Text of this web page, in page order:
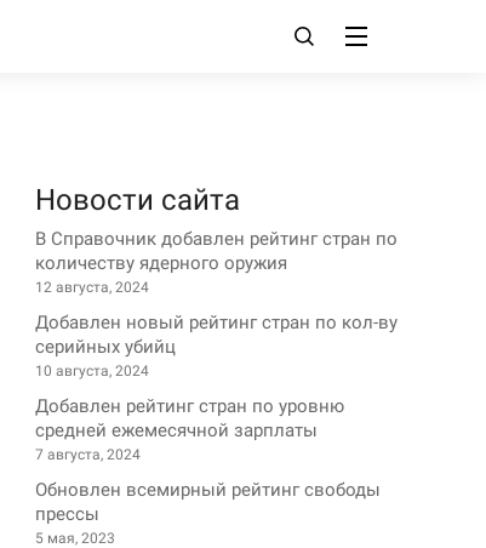
Новости сайта
В Справочник добавлен рейтинг стран по
количеству ядерного оружия
12 августа, 2024
Добавлен новый рейтинг стран по кол-ву
серийных убийц
10 августа, 2024
Добавлен рейтинг стран по уровню
средней ежемесячной зарплаты
7 августа, 2024
Обновлен всемирный рейтинг свободы
прессы
5 мая, 2023